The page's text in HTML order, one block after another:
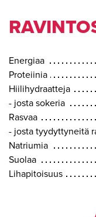
Energiaa
Proteiinia
Hiilihydraatteja
- josta sokeria
Rasvaa
- josta tyydyttyneitä
Natriumia
Suolaa
Lihapitoisuus